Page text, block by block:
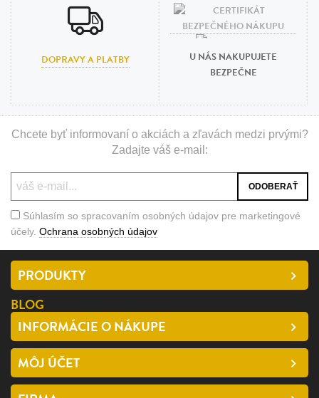
DOPRAVY A PLATBY
U NÁS NAKUPUJETE
BEZPEČNE
Chcete byť informovaní o akciách a zľavách medzi prvými?
Zadajte váš e-mail:
Súhlasím so spracovaním osobných údajov pre marketingové
účely. Ochrana osobných údajov
PRODUKTY
BLOG
INFORMÁCIE O NÁKUPE
MÔJ ÚČET